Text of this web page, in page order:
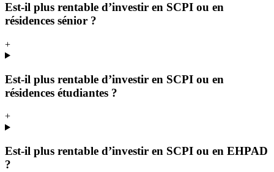
Est-il plus rentable d’investir en SCPI ou en
résidences sénior ?
+
Est-il plus rentable d’investir en SCPI ou en
résidences étudiantes ?
+
Est-il plus rentable d’investir en SCPI ou en EHPAD
?